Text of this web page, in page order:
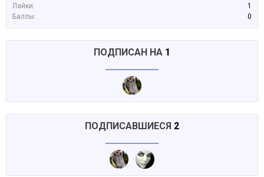
Лайки:
1
Баллы:
0
ПОДПИСАН НА 1
ПОДПИСАВШИЕСЯ 2